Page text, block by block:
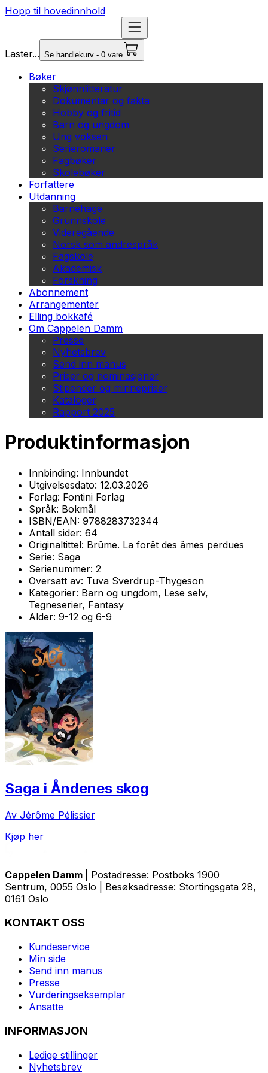
Hopp til hovedinnhold
Laster... Se handlekurv - 0 vare
Bøker
Skjønnlitteratur
Dokumentar og fakta
Hobby og fritid
Barn og ungdom
Ung voksen
Serieromaner
Fagbøker
Skolebøker
Forfattere
Utdanning
Barnehage
Grunnskole
Videregående
Norsk som andrespråk
Fagskole
Akademisk
Forskning
Abonnement
Arrangementer
Elling bokkafé
Om Cappelen Damm
Presse
Nyhetsbrev
Send inn manus
Priser og nominasjoner
Stipender og minnepriser
Kataloger
Rapport 2025
Produktinformasjon
Innbinding: Innbundet
Utgivelsesdato: 12.03.2026
Forlag: Fontini Forlag
Språk: Bokmål
ISBN/EAN: 9788283732344
Antall sider: 64
Originaltittel: Brûme. La forêt des âmes perdues
Serie: Saga
Serienummer: 2
Oversatt av: Tuva Sverdrup-Thygeson
Kategorier: Barn og ungdom, Lese selv,
Tegneserier, Fantasy
Alder: 9-12 og 6-9
Saga i Åndenes skog
Av Jérôme Pélissier
Kjøp her
Cappelen Damm
| Postadresse: Postboks 1900
Sentrum, 0055 Oslo | Besøksadresse: Stortingsgata 28,
0161 Oslo
KONTAKT OSS
Kundeservice
Min side
Send inn manus
Presse
Vurderingseksemplar
Ansatte
INFORMASJON
Ledige stillinger
Nyhetsbrev